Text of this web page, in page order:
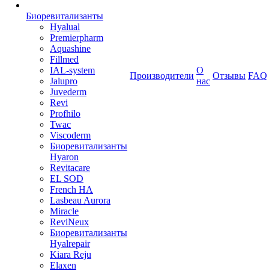
Биоревитализанты
Hyalual
Premierpharm
Aquashine
Fillmed
IAL-system
Jalupro
Juvederm
Revi
Profhilo
Twac
Viscoderm
Биоревитализанты
Hyaron
Revitacare
EL SOD
French HA
Lasbeau Aurora
Miracle
ReviNeux
Биоревитализанты
Hyalrepair
Kiara Reju
Elaxen
Производители
О
нас
Отзывы FAQ